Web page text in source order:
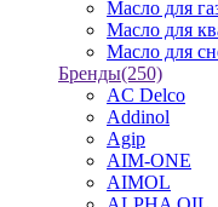
Масло для
Масло для
Масло для
Бренды(250)
AC Delco
Addinol
Agip
AIM-ONE
AIMOL